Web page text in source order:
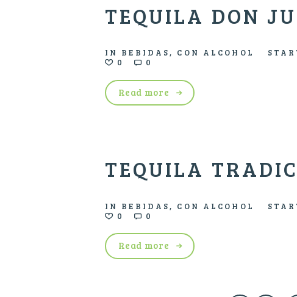
TEQUILA DON
IN BEBIDAS, CON ALCOHOL
0
0
Read more
TEQUILA
IN BEBIDAS, CON ALCOHOL
0
0
Read more